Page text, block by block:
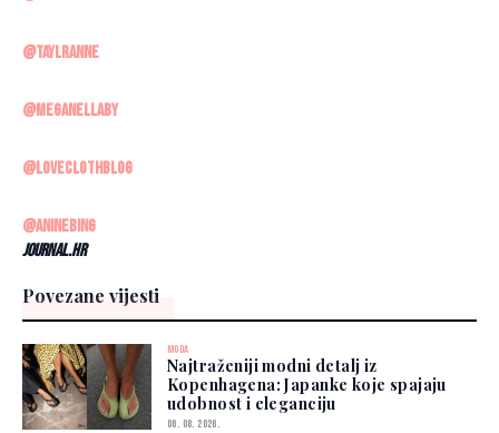
@taylranne
@meganellaby
@loveclothblog
@aninebing
Journal.hr
Povezane vijesti
MODA
Najtraženiji modni detalj iz
Kopenhagena: Japanke koje spajaju
udobnost i eleganciju
06. 08. 2026.